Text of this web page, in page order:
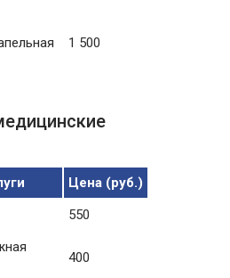
1 500
Цена (руб.)
550
400